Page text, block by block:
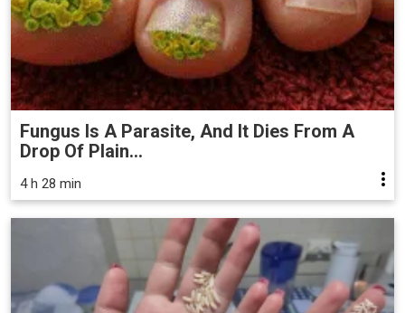
Fungus Is A Parasite, And It Dies From A
Drop Of Plain...
4 h 28 min